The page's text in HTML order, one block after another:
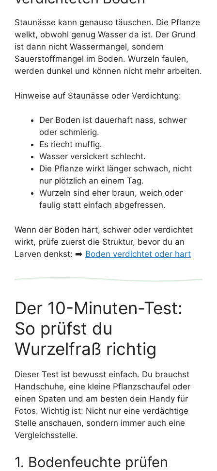
Staunässe kann genauso täuschen. Die Pflanze
welkt, obwohl genug Wasser da ist. Der Grund
ist dann nicht Wassermangel, sondern
Sauerstoffmangel im Boden. Wurzeln faulen,
werden dunkel und können nicht mehr arbeiten.
Hinweise auf Staunässe oder Verdichtung:
Der Boden ist dauerhaft nass, schwer
oder schmierig.
Es riecht muffig.
Wasser versickert schlecht.
Die Pflanze wirkt länger schwach, nicht
nur plötzlich an einem Tag.
Wurzeln sind eher braun, weich oder
faulig statt einfach abgefressen.
Wenn der Boden hart, schwer oder verdichtet
wirkt, prüfe zuerst die Struktur, bevor du an
Larven denkst: ➡️ Boden verdichtet oder hart
Der 10-Minuten-Test:
So prüfst du
Wurzelfraß richtig
Dieser Test ist bewusst einfach. Du brauchst
Handschuhe, eine kleine Pflanzschaufel oder
einen Spaten und am besten dein Handy für
Fotos. Wichtig ist: Nicht nur eine verdächtige
Stelle anschauen, sondern immer auch eine
Vergleichsstelle.
1. Bodenfeuchte prüfen